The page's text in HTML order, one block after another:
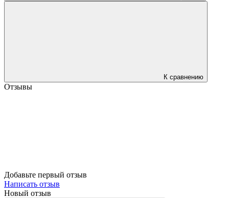
К сравнению
Отзывы
Добавьте первый отзыв
Написать отзыв
Новый отзыв